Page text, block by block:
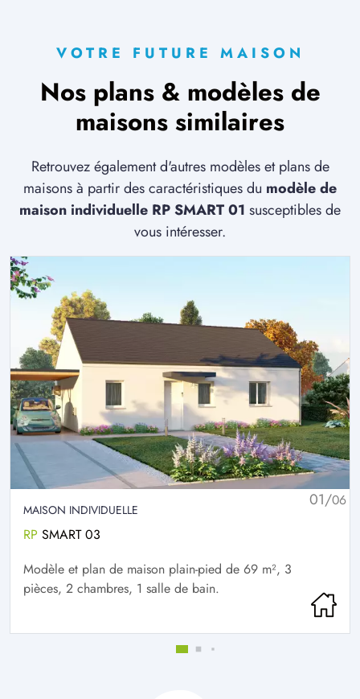
VOTRE FUTURE MAISON
Nos plans & modèles de
maisons similaires
Retrouvez également d'autres modèles et plans de
maisons à partir des caractéristiques du modèle de
maison individuelle RP SMART 01 susceptibles de
vous intéresser.
01/06
MAISON INDIVIDUELLE
RP SMART 03
Modèle et plan de maison plain-pied de 69 m², 3
pièces, 2 chambres, 1 salle de bain.